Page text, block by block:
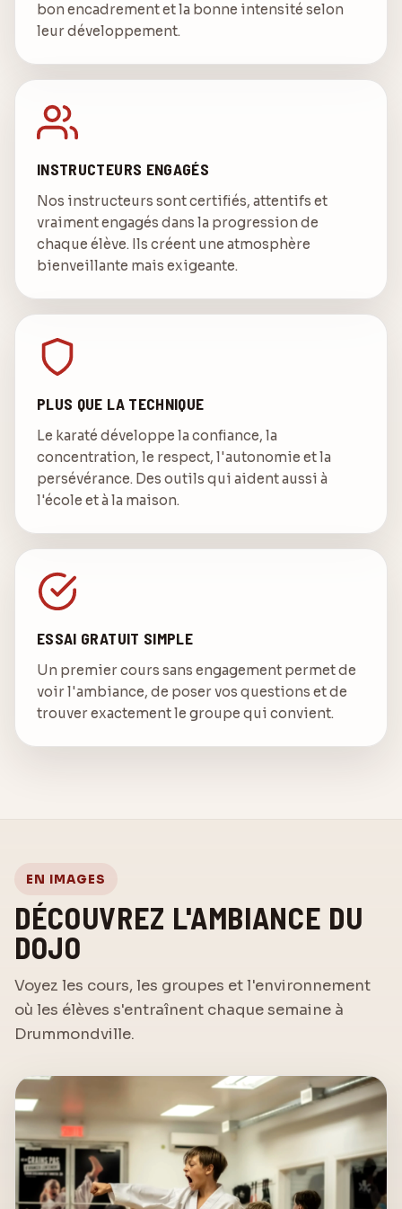
bon encadrement et la bonne intensité selon
leur développement.
INSTRUCTEURS ENGAGÉS
Nos instructeurs sont certifiés, attentifs et
vraiment engagés dans la progression de
chaque élève. Ils créent une atmosphère
bienveillante mais exigeante.
PLUS QUE LA TECHNIQUE
Le karaté développe la confiance, la
concentration, le respect, l'autonomie et la
persévérance. Des outils qui aident aussi à
l'école et à la maison.
ESSAI GRATUIT SIMPLE
Un premier cours sans engagement permet de
voir l'ambiance, de poser vos questions et de
trouver exactement le groupe qui convient.
EN IMAGES
DÉCOUVREZ L'AMBIANCE DU
DOJO
Voyez les cours, les groupes et l'environnement
où les élèves s'entraînent chaque semaine à
Drummondville.